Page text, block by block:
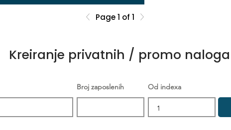
Sonja Broćeta
Page 1 of 1
Kreiranje privatnih / promo naloga
Broj zaposlenih Od indexa